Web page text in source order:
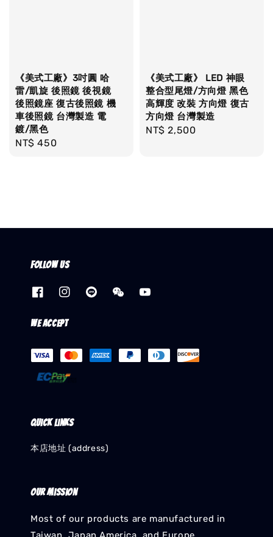
《美式工廠》3吋圓 哈
雷/凱旋 後照鏡 後視鏡
後照鏡座 復古後照鏡 機
車後照鏡 台灣製造 電
鍍/黑色
Regular
NT$ 450
《美式工廠》 LED 神眼
整合型尾燈/方向燈 黑色
高輝度 改裝 方向燈 復古
方向燈 台灣製造
Regular
NT$ 2,500
Follow us
We accept
Quick links
本店地址 (address)
Our mission
Most of our products are manufactured in